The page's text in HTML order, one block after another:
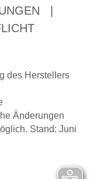
des Herstellers
Änderungen
Stand: Juni